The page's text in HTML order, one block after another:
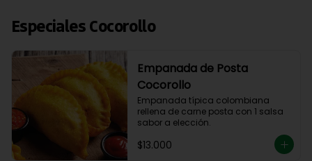
Especiales Cocorollo
Empanada de Posta
Cocorollo
Empanada típica colombiana
rellena de carne posta con 1 salsa
sabor a elección.
$13.000